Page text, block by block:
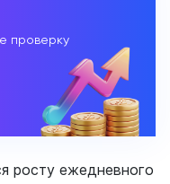
проверку
росту ежедневного